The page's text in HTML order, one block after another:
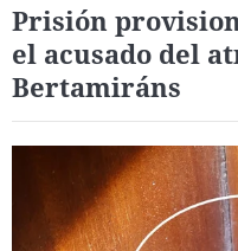
Prisión
el acusado del
Bertamiráns